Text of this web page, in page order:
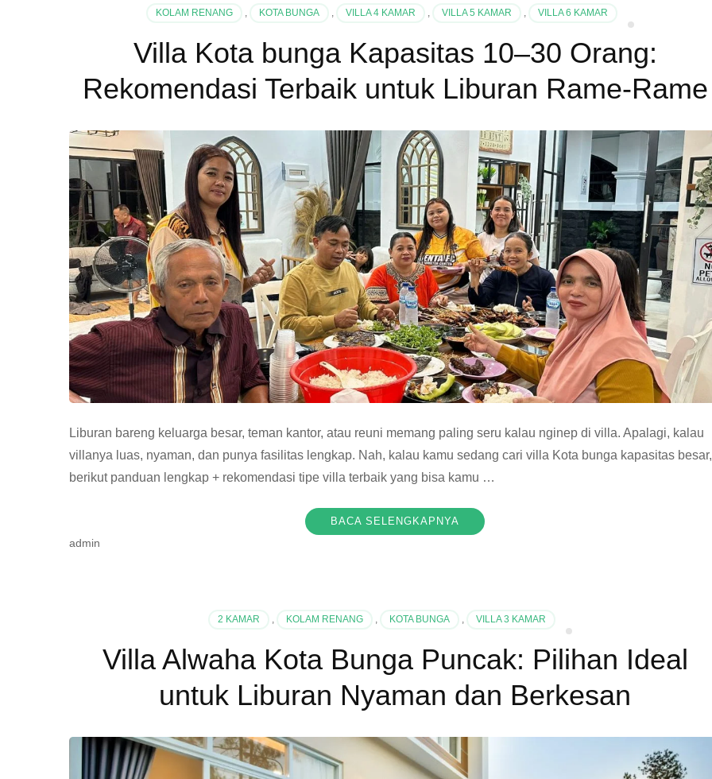
KOLAM RENANG , KOTA BUNGA , VILLA 4 KAMAR , VILLA 5 KAMAR , VILLA 6 KAMAR
Villa Kota bunga Kapasitas 10–30 Orang:
Rekomendasi Terbaik untuk Liburan Rame-Rame
Liburan bareng keluarga besar, teman kantor, atau reuni memang paling seru kalau nginep di villa. Apalagi, kalau
villanya luas, nyaman, dan punya fasilitas lengkap. Nah, kalau kamu sedang cari villa Kota bunga kapasitas besar,
berikut panduan lengkap + rekomendasi tipe villa terbaik yang bisa kamu …
BACA SELENGKAPNYA
admin
2 KAMAR , KOLAM RENANG , KOTA BUNGA , VILLA 3 KAMAR
Villa Alwaha Kota Bunga Puncak: Pilihan Ideal
untuk Liburan Nyaman dan Berkesan